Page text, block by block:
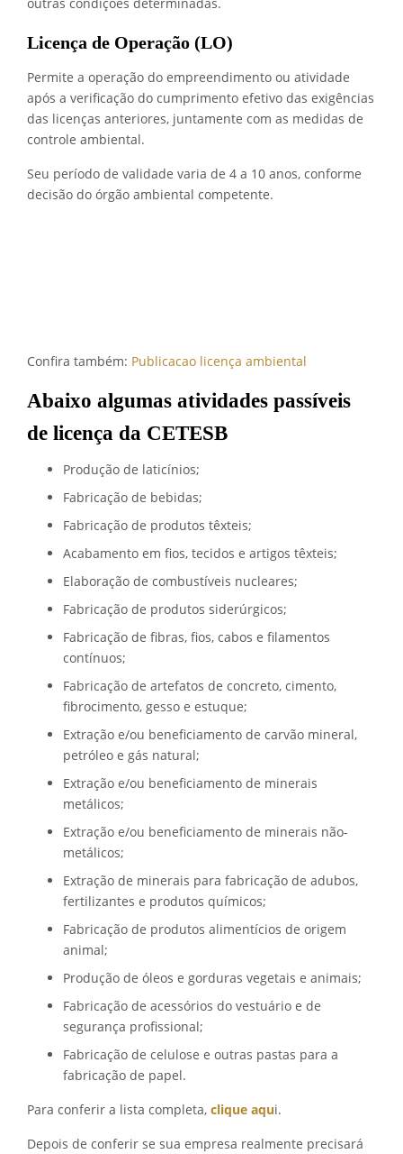
outras condições determinadas.
Licença de Operação (LO)
Permite a operação do empreendimento ou atividade
após a verificação do cumprimento efetivo das exigências
das licenças anteriores, juntamente com as medidas de
controle ambiental.
Seu período de validade varia de 4 a 10 anos, conforme
decisão do órgão ambiental competente.
Confira também: Publicacao licença ambiental
Abaixo algumas atividades passíveis
de licença da CETESB
Produção de laticínios;
Fabricação de bebidas;
Fabricação de produtos têxteis;
Acabamento em fios, tecidos e artigos têxteis;
Elaboração de combustíveis nucleares;
Fabricação de produtos siderúrgicos;
Fabricação de fibras, fios, cabos e filamentos
contínuos;
Fabricação de artefatos de concreto, cimento,
fibrocimento, gesso e estuque;
Extração e/ou beneficiamento de carvão mineral,
petróleo e gás natural;
Extração e/ou beneficiamento de minerais
metálicos;
Extração e/ou beneficiamento de minerais não-
metálicos;
Extração de minerais para fabricação de adubos,
fertilizantes e produtos químicos;
Fabricação de produtos alimentícios de origem
animal;
Produção de óleos e gorduras vegetais e animais;
Fabricação de acessórios do vestuário e de
segurança profissional;
Fabricação de celulose e outras pastas para a
fabricação de papel.
Para conferir a lista completa, clique aqui.
Depois de conferir se sua empresa realmente precisará